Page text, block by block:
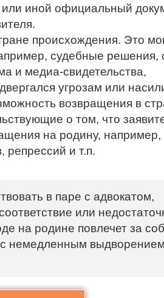
иной официальный
происхождения. Это
судебные решения,
и медиа-свидетельства,
угрозам или
возвращения в
о том, что
на родину, например,
репрессий и т.п.
в паре с адвокатом,
или
на родине повлечет за
немедленным